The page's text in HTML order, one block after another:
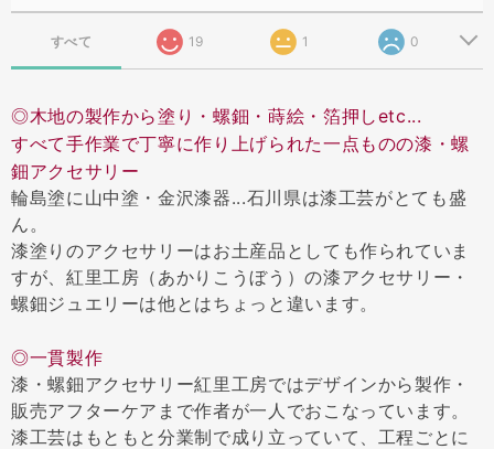
すべて 19 1 0
◎木地の製作から塗り・螺鈿・蒔絵・箔押しetc...
すべて手作業で丁寧に作り上げられた一点ものの漆・螺
鈿アクセサリー
輪島塗に山中塗・金沢漆器...石川県は漆工芸がとても盛
ん。
漆塗りのアクセサリーはお土産品としても作られていま
すが、紅里工房（あかりこうぼう）の漆アクセサリー・
螺鈿ジュエリーは他とはちょっと違います。
◎一貫製作
漆・螺鈿アクセサリー紅里工房ではデザインから製作・
販売アフターケアまで作者が一人でおこなっています。
漆工芸はもともと分業制で成り立っていて、工程ごとに